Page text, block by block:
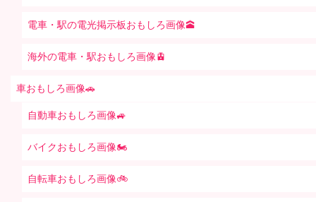
電車・駅の電光掲示板おもしろ画像🕋
海外の電車・駅おもしろ画像🚊
車おもしろ画像🚗
自動車おもしろ画像🚙
バイクおもしろ画像🏍
自転車おもしろ画像🚲